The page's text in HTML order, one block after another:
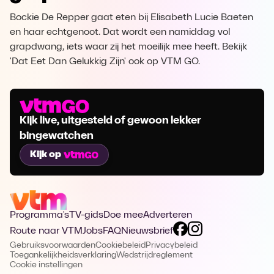
Bockie De Repper gaat eten bij Elisabeth Lucie Baeten
en haar echtgenoot. Dat wordt een namiddag vol
grapdwang, iets waar zij het moeilijk mee heeft. Bekijk
'Dat Eet Dan Gelukkig Zijn' ook op VTM GO.
Kijk live, uitgesteld of gewoon lekker
bingewatchen
Kijk op
Programma's TV-gidsDoe meeAdverteren
Route naar VTMJobsFAQNieuwsbrief
GebruiksvoorwaardenCookiebeleidPrivacybeleid
ToegankelijkheidsverklaringWedstrijdreglement
Cookie instellingen